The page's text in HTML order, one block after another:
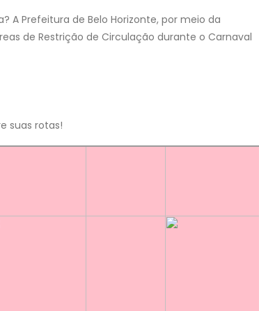
A Prefeitura de Belo Horizonte, por meio da
de Restrição de Circulação durante o Carnaval
suas rotas!